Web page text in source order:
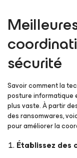
sécurité
Savoir comment la
posture informatique
plus vaste. À partir
des ransomwares,
pour améliorer la
Établissez des